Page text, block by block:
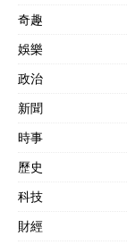
奇趣
娛樂
政治
新聞
時事
歷史
科技
財經